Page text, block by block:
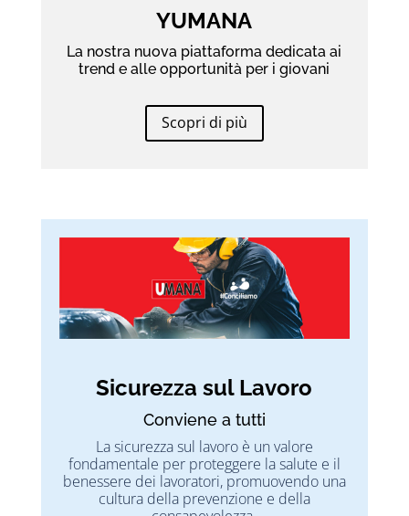
YUMANA
La nostra nuova piattaforma dedicata ai
trend e alle opportunità per i giovani
Scopri di più
Sicurezza sul Lavoro
Conviene a tutti
La sicurezza sul lavoro è un valore
fondamentale per proteggere la salute e il
benessere dei lavoratori, promuovendo una
cultura della prevenzione e della